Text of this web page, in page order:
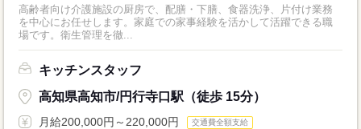
高齢者向け介護施設の厨房で、配膳・下膳、食器洗浄、片付け業務
を中心にお任せします。家庭での家事経験を活かして活躍できる職
場です。衛生管理を徹...
キッチンスタッフ
高知県高知市/円行寺口駅（徒歩 15分）
月給200,000円～220,000円 交通費全額支給